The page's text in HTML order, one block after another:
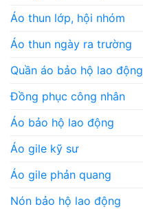
Áo thun lớp, hội nhóm
Áo thun ngày ra trường
Quần áo bảo hộ lao động
Đồng phục công nhân
Áo bảo hộ lao động
Áo gile kỹ sư
Áo gile phản quang
Nón bảo hộ lao động